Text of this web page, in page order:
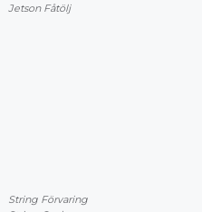
Jetson Fåtölj
String Förvaring